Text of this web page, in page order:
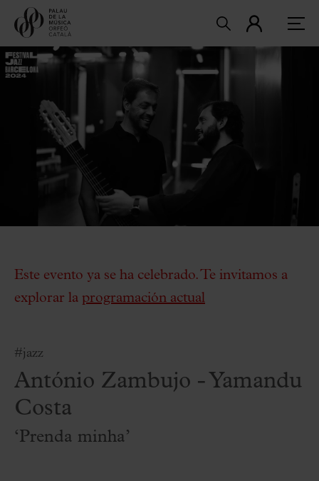
Este evento ya se ha celebrado. Te invitamos a
explorar la programación actual
#jazz
António Zambujo - Yamandu
Costa
‘Prenda minha’